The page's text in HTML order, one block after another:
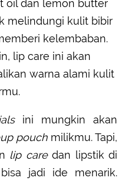
oil dan lemon butter
melindungi kulit bibir
kelembaban.
lip care ini akan
warna alami kulit
ini mungkin akan
pouchmilikmu. Tapi,
lip caredan lipstik di
jadi ide menarik.